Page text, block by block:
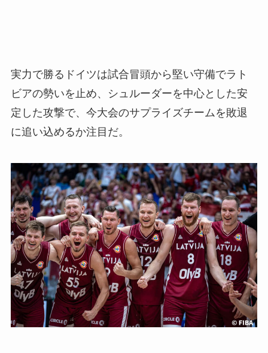
実力で勝るドイツは試合冒頭から堅い守備でラト
ビアの勢いを止め、シュルーダーを中心とした安
定した攻撃で、今大会のサプライズチームを敗退
に追い込めるか注目だ。